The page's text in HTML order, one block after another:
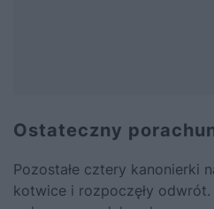
Ostateczny
Pozostałe cztery kanonierki
kotwice i rozpoczęły